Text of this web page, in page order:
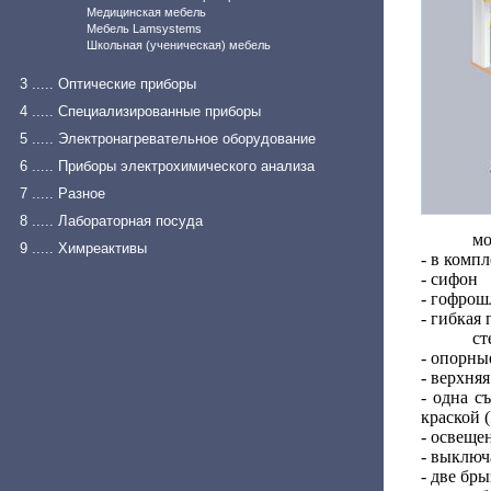
Медицинская мебель
Мебель Lamsystems
Школьная (ученическая) мебель
3 ..... Оптические приборы
4 ..... Специализированные приборы
5 ..... Электронагревательное оборудование
6 ..... Приборы электрохимического анализа
7 ..... Разное
8 ..... Лабораторная посуда
9 ..... Химреактивы
- в
- сифон
-
- гибкая
-
-
- одна
краской
-
-
- две